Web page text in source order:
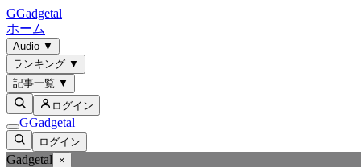
GGadgetal
ホーム
Audio ▼
ランキング ▼
記事一覧 ▼
ログイン
GGadgetal
ログイン
Gadgetal ×